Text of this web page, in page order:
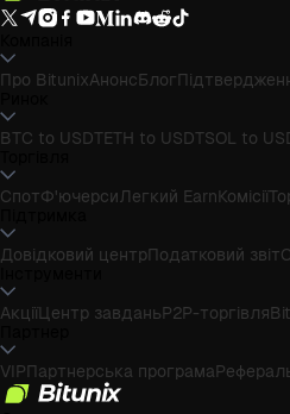
Про BitunixАнонсБлог
BTC to USDTETH to USDTSOL to
СпотФ'ючерсиЛегкий EarnКомісії
Довідковий центрПодатковий звіт
АкціїЦентр завданьP2P-торгівля
VIPПартнерська програма